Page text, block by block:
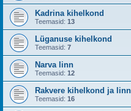
Kadrina kihelkond
Teemasid: 13
Lüganuse kihelkond
Teemasid: 7
Narva linn
Teemasid: 12
Rakvere kihelkond ja linn
Teemasid: 16